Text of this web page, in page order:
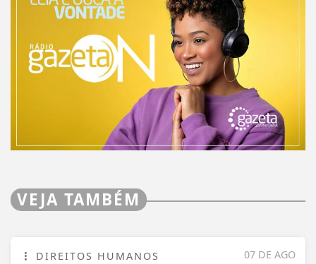
VEJA TAMBÉM
07 DE AGO
DIREITOS HUMANOS